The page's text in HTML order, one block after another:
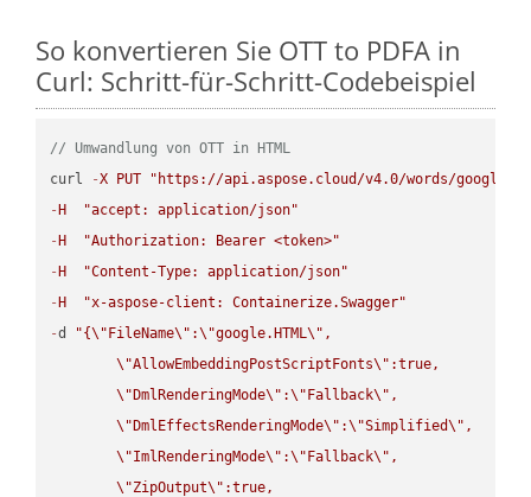
So konvertieren Sie OTT to PDFA in
Curl: Schritt-für-Schritt-Codebeispiel
// Umwandlung von OTT in HTML
curl
-X PUT
"https://api.aspose.cloud/v4.0/words/
- H
"accept: application/json"
- H
"Authorization: Bearer <token>"
- H
"Content-Type: application/json"
- H
"x-aspose-client: Containerize.Swagger"
-d "{\" FileName\" :\"google.HTML\" ,
\"AllowEmbeddingPostScriptFonts\" :true,
\" DmlRenderingMode\" :\" Fallback\" ,
\" DmlEffectsRenderingMode\" :\"Simplified\" ,
\"ImlRenderingMode\" :\" Fallback\" ,
\"ZipOutput\" :true,